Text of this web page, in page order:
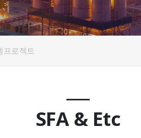
프로젝트
SFA & Etc